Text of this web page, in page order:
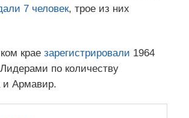
7 человек, трое из них
крае зарегистрировали 1964
по количеству
и Армавир.